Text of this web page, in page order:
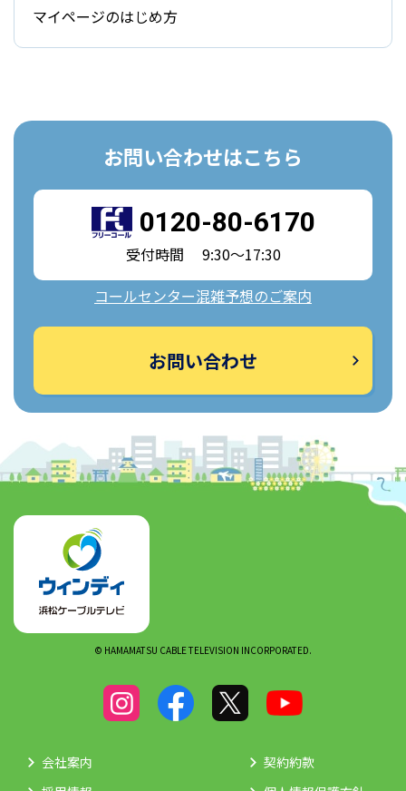
マイページのはじめ方
お問い合わせはこちら
0120-80-6170
受付時間 9:30～17:30
コールセンター混雑予想のご案内
お問い合わせ
© HAMAMATSU CABLE TELEVISION INCORPORATED.
会社案内
契約約款